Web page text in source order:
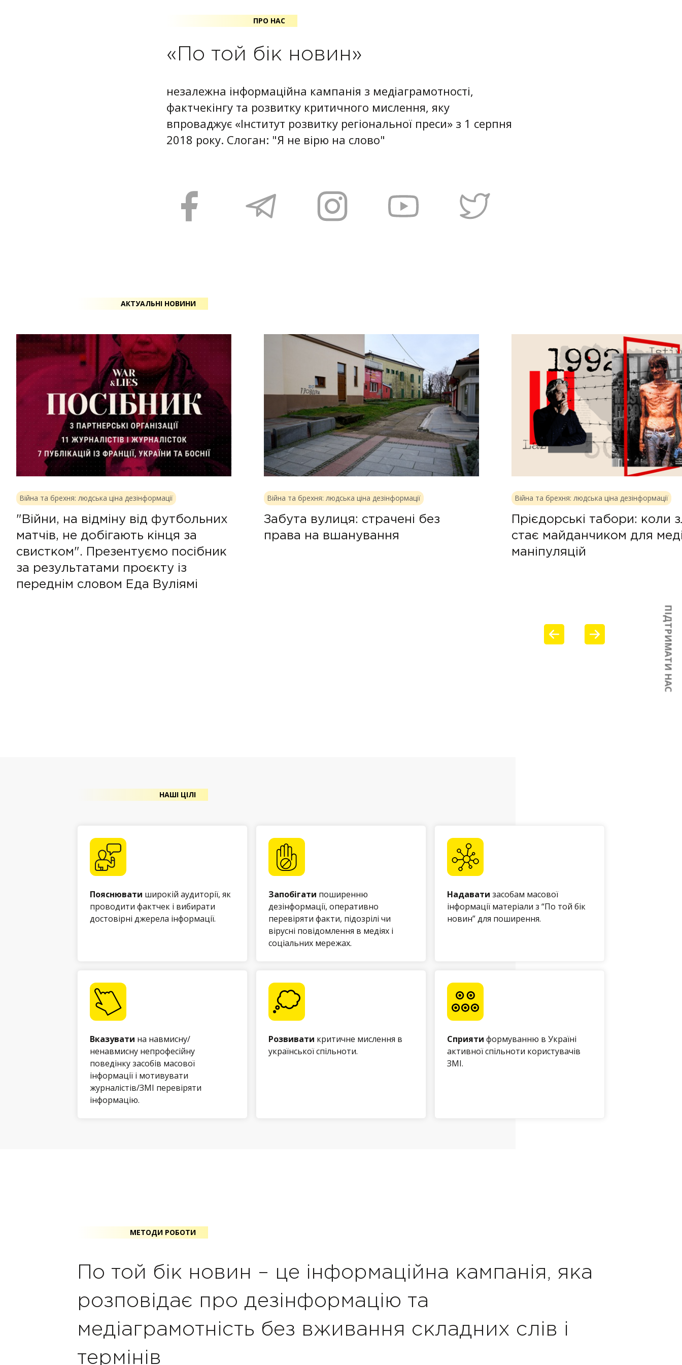
ПІДТРИМАТИ НАС
ПРО НАС
«По той бік новин»
незалежна інформаційна кампанія з медіаграмотності,
фактчекінгу та розвитку критичного мислення, яку
впроваджує «Iнститут розвитку регіональної преси» з 1 серпня
2018 року. Слоган: "Я не вірю на слово"
АКТУАЛЬНІ НОВИНИ
Війна та брехня: людська ціна дезінформації
"Війни, на відміну від футбольних
матчів, не добігають кінця за
свистком". Презентуємо посібник
за результатами проєкту із
переднім словом Еда Вуліямі
Війна та брехня: людська ціна дезінформації
Забута вулиця: страчені без
права на вшанування
Війна та брехня: людська ціна дезінформації
Прієдорські табори: коли
стає майданчиком для
маніпуляцій
НАШІ ЦІЛІ
Пояснювати широкій аудиторії, як
проводити фактчек і вибирати
достовірні джерела інформації.
Запобігати поширенню
дезінформації, оперативно
перевіряти факти, підозрілі чи
вірусні повідомлення в медіях і
соціальних мережах.
Надавати засобам масової
інформації матеріали з “По той бік
новин” для поширення.
Вказувати на навмисну/
ненавмисну непрофесійну
поведінку засобів масової
інформації і мотивувати
журналістів/ЗМІ перевіряти
інформацію.
Розвивати критичне мислення в
української спільноти.
Сприяти формуванню в Україні
активної спільноти користувачів
ЗМІ.
МЕТОДИ РОБОТИ
По той бік новин – це інформаційна кампанія, яка
розповідає про дезінформацію та
медіаграмотність без вживання складних слів і
термінів